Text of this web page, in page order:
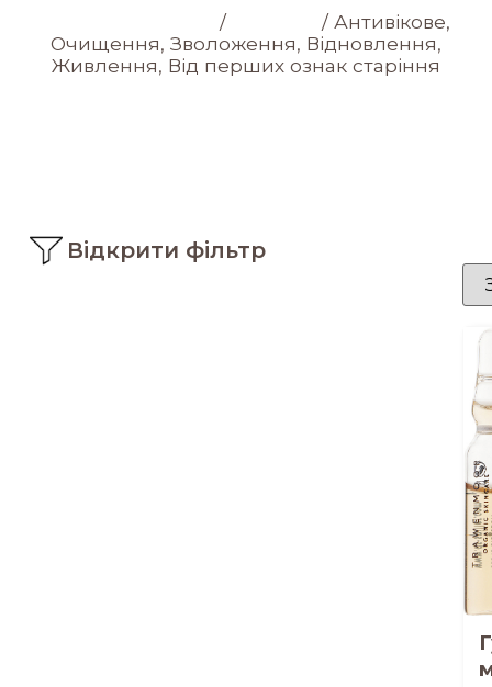
/ / Антивікове,
Очищення, Зволоження, Відновлення,
Живлення, Від перших ознак старіння
Відкрити фільтр